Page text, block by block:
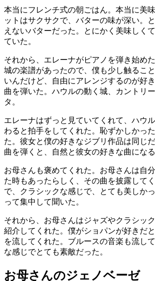
本当にフレンチ式の朝ごはん。本当に美
ットはサクサクで、バターの味が深い。
えないバターだった。とにかく美味しく
ていた。
それから、エレーナがピアノを弾き始め
城の楽譜があったので、僕も少し触るこ
いんだけど、自由にアレンジするのが好
曲を弾いた。ハウルの動く城、カントリ
タ。
エレーナはずっと見ていてくれて、ハウ
わると拍手をしてくれた。恥ずかしかっ
た。彼女と僕の好きなジブリ作品は同じ
曲を弾くと、自然と彼女の好きな曲になる
お母さんも褒めてくれた。お母さんは自
た時もあったらしく、その曲を披露して
で、クラシックな感じで、とても美しか
って集中して聞いた。
それから、お母さんはジャズやクラシッ
紹介してくれた。僕がショパンが好きだ
を流してくれた。ブルースの音楽も流し
な感じでとても素敵だった。
お母さんのジェノベーゼ